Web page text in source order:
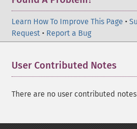
Learn How To Improve This Page •
Request • Report a Bug
User Contributed Notes
There are no user contributed